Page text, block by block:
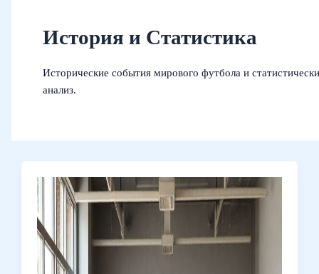
История и Статистика
Исторические события мирового футбола и
анализ.